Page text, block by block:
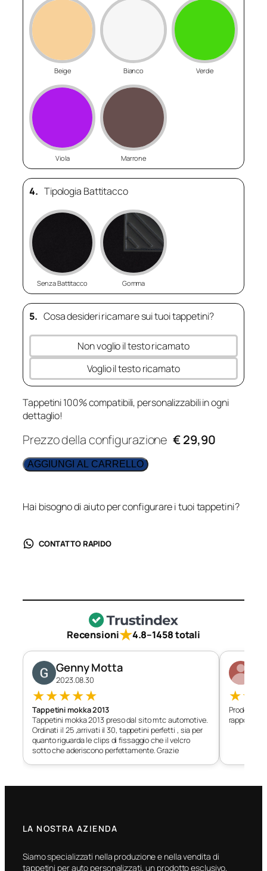
Beige Bianco Verde
Viola Marrone
4. Tipologia Battitacco
Senza Battitacco Gomma
5. Cosa desideri ricamare sui tuoi tappetini?
Non voglio il testo ricamato
Voglio il testo ricamato
Tappetini 100% compatibili, personalizzabili in ogni
dettaglio!
Prezzo della configurazione € 29,90
AGGIUNGI AL CARRELLO
Hai bisogno di aiuto per configurare i tuoi tappetini?
CONTATTO RAPIDO
Recensioni★4.8–1458 totali
Genny Motta
2023.08.30
★★★★★
Tappetini mokka 2013
Tappetini mokka 2013 preso dal sito mtc automotive.
Ordinati il 25 ,arrivati il 30, tappetini perfetti , sia per
quanto riguarda le clips di fissaggio che il velcro
sotto che aderiscono perfettamente. Grazie
★★
Prodotto
rapporto
LA NOSTRA AZIENDA
Siamo specializzati nella produzione e nella vendita di
tappetini per auto personalizzati, un prodotto esclusivo,